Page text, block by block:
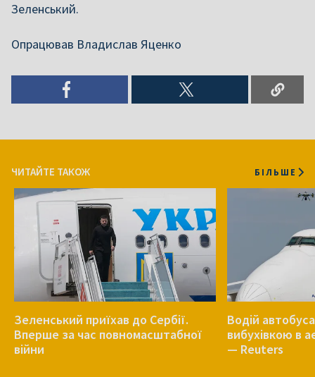
Зеленський.
Опрацював Владислав Яценко
ЧИТАЙТЕ ТАКОЖ БІЛЬШЕ
Зеленський приїхав до Сербії.
Вперше за час повномасштабної
війни
Водій
вибухівкою в
— Reuters